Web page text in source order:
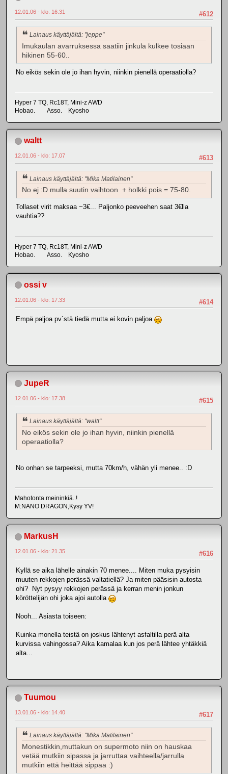
#612
12.01.06 - klo: 16.31
Lainaus käyttäjältä: "jeppe"
Imukaulan avarruksessa saatiin jinkula kulkee tosiaan
hikinen 55-60..
No eikös sekin ole jo ihan hyvin, niinkin pienellä operaatiolla?
Hyper 7 TQ, Rc18T, Mini-z AWD
Hobao. Asso. Kyosho
waltt
#613
12.01.06 - klo: 17.07
Lainaus käyttäjältä: "Mika Matilainen"
No ej :D mulla suutin vaihtoon + holkki pois = 75-80.
Tollaset virit maksaa ~3€... Paljonko peeveehen saat 3€lla
vauhtia??
Hyper 7 TQ, Rc18T, Mini-z AWD
Hobao. Asso. Kyosho
ossi v
#614
12.01.06 - klo: 17.33
Empä paljoa pv`stä tiedä mutta ei kovin paljoa
JupeR
#615
12.01.06 - klo: 17.38
Lainaus käyttäjältä: "waltt"
No eikös sekin ole jo ihan hyvin, niinkin pienellä
operaatiolla?
No onhan se tarpeeksi, mutta 70km/h, vähän yli menee.. :D
Mahotonta meininkiä..!
M:NANO DRAGON,Kysy YV!
MarkusH
#616
12.01.06 - klo: 21.35
Kyllä se aika lähelle ainakin 70 menee.... Miten muka pysyisin
muuten rekkojen perässä valtatiellä? Ja miten pääsisin autosta
ohi? Nyt pysyy rekkojen perässä ja kerran menin jonkun
köröttelijän ohi joka ajoi autolla
Nooh... Asiasta toiseen:
Kuinka monella teistä on joskus lähtenyt asfaltilla perä alta
kurvissa vahingossa? Aika kamalaa kun jos perä lähtee yhtäkkiä
alta...
Tuumou
#617
13.01.06 - klo: 14.40
Lainaus käyttäjältä: "Mika Matilainen"
Monestikkin,muttakun on supermoto niin on hauskaa
vetää mutkiin sipassa ja jarruttaa vaihteella/jarrulla
mutkiin että heittää sippaa :)